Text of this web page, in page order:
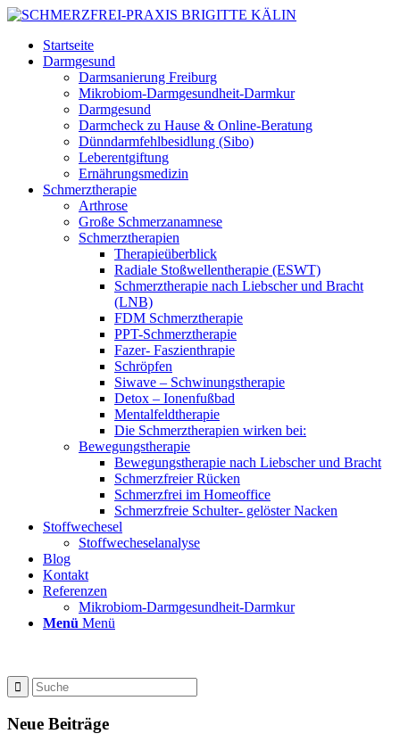
Startseite
Darmgesund
Darmsanierung Freiburg
Mikrobiom-Darmgesundheit-Darmkur
Darmgesund
Darmcheck zu Hause & Online-Beratung
Dünndarmfehlbesidlung (Sibo)
Leberentgiftung
Ernährungsmedizin
Schmerztherapie
Arthrose
Große Schmerzanamnese
Schmerztherapien
Therapieüberblick
Radiale Stoßwellentherapie (ESWT)
Schmerztherapie nach Liebscher und Bracht
(LNB)
FDM Schmerztherapie
PPT-Schmerztherapie
Fazer- Faszienthrapie
Schröpfen
Siwave – Schwinungstherapie
Detox – Ionenfußbad
Mentalfeldtherapie
Die Schmerztherapien wirken bei:
Bewegungstherapie
Bewegungstherapie nach Liebscher und Bracht
Schmerzfreier Rücken
Schmerzfrei im Homeoffice
Schmerzfreie Schulter- gelöster Nacken
Stoffwechesel
Stoffwecheselanalyse
Blog
Kontakt
Referenzen
Mikrobiom-Darmgesundheit-Darmkur
Menü Menü
Neue Beiträge